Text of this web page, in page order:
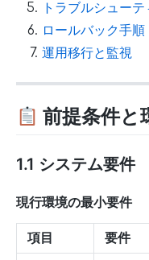
トラブルシュー
ロールバック手順
運用移行と監視
前提条件と
1.1 システム要件
現行環境の最小要件
項目 要件